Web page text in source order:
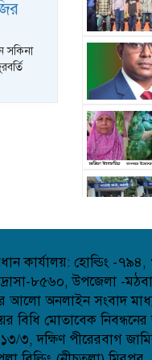
সকিনা
কার্যালয়: হোল্ডিং -
৮৫৬০, উপজেলা -
আলো অনলাইন সংবাদ
বিধি মোতাবেক
৩, দক্ষিণ পীরেরবাগ